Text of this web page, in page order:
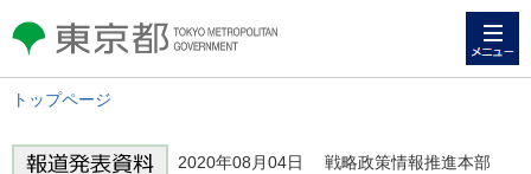
東京都 TOKYO METROPOLITAN
GOVERNMENT
トップページ
2020年08月04日 戦略政策情報推進本部